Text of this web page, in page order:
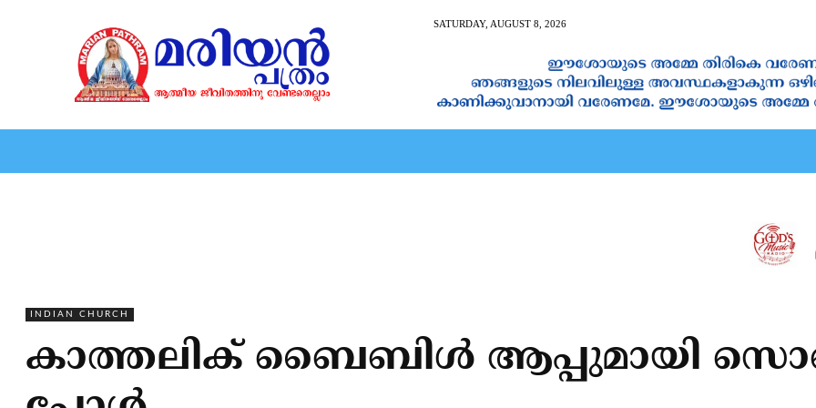
SATURDAY, AUGUST 8, 2026
INDIAN CHURCH
കാത്തലിക് ബൈബിള്‍ ആപ്പുമായി